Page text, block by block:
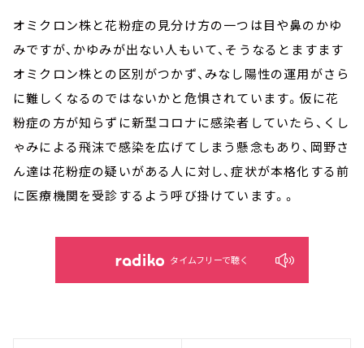
オミクロン株と花粉症の見分け方の一つは目や鼻のかゆ
みですが、かゆみが出ない人もいて、そうなるとますます
オミクロン株との区別がつかず、みなし陽性の運用がさら
に難しくなるのではないかと危惧されています。仮に花
粉症の方が知らずに新型コロナに感染者していたら、くし
ゃみによる飛沫で感染を広げてしまう懸念もあり、岡野さ
ん達は花粉症の疑いがある人に対し、症状が本格化する前
に医療機関を受診するよう呼び掛けています。。
タイムフリーで聴く